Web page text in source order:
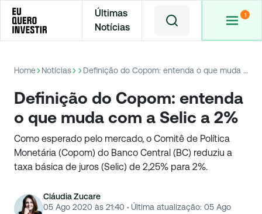
Últimas
Notícias
Home Notícias Definição do Copom: entenda o que muda com a Selic a 2%
Definição do Copom: entenda
o que muda com a Selic a 2%
Como esperado pelo mercado, o Comitê de Política
Monetária (Copom) do Banco Central (BC) reduziu a
taxa básica de juros (Selic) de 2,25% para 2%.
Cláudia Zucare
05 Ago 2020 às 21:40 · Última atualização: 05 Ago